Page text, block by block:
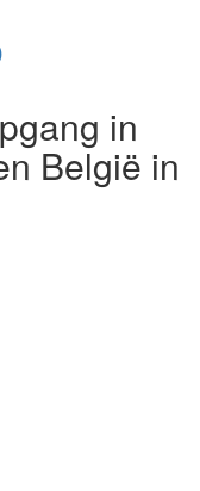
in
België in